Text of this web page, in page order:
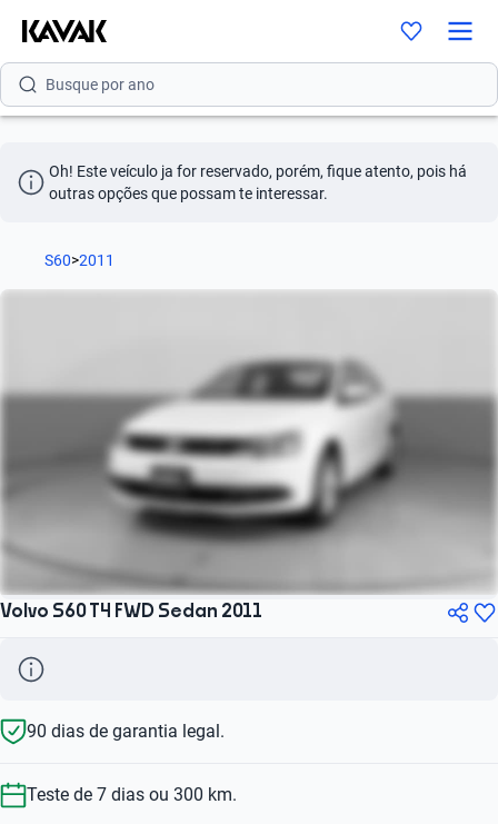
Busque por versão
Busque por ano
Oh! Este veículo ja for reservado, porém, fique atento, pois há
outras opções que possam te interessar.
S60>2011
Volvo S60 T4 FWD Sedan 2011
90 dias de garantia legal.
Teste de 7 dias ou 300 km.